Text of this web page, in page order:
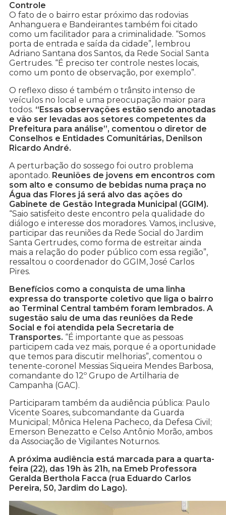
Controle
O fato de o bairro estar próximo das rodovias
Anhanguera e Bandeirantes também foi citado
como um facilitador para a criminalidade. “Somos
porta de entrada e saída da cidade”, lembrou
Adriano Santana dos Santos, da Rede Social Santa
Gertrudes. “É preciso ter controle nestes locais,
como um ponto de observação, por exemplo”.
O reflexo disso é também o trânsito intenso de
veículos no local e uma preocupação maior para
todos. “Essas observações estão sendo anotadas
e vão ser levadas aos setores competentes da
Prefeitura para análise”, comentou o diretor de
Conselhos e Entidades Comunitárias, Denilson
Ricardo André.
A perturbação do sossego foi outro problema
apontado. Reuniões de jovens em encontros com
som alto e consumo de bebidas numa praça no
Água das Flores já será alvo das ações do
Gabinete de Gestão Integrada Municipal (GGIM).
“Saio satisfeito deste encontro pela qualidade do
diálogo e interesse dos moradores. Vamos, inclusive,
participar das reuniões da Rede Social do Jardim
Santa Gertrudes, como forma de estreitar ainda
mais a relação do poder público com essa região”,
ressaltou o coordenador do GGIM, José Carlos
Pires.
Benefícios como a conquista de uma linha
expressa do transporte coletivo que liga o bairro
ao Terminal Central também foram lembrados. A
sugestão saiu de uma das reuniões da Rede
Social e foi atendida pela Secretaria de
Transportes. “É importante que as pessoas
participem cada vez mais, porque é a oportunidade
que temos para discutir melhorias”, comentou o
tenente-coronel Messias Siqueira Mendes Barbosa,
comandante do 12º Grupo de Artilharia de
Campanha (GAC).
Participaram também da audiência pública: Paulo
Vicente Soares, subcomandante da Guarda
Municipal; Mônica Helena Pacheco, da Defesa Civil;
Emerson Benezatto e Celso Antônio Morão, ambos
da Associação de Vigilantes Noturnos.
A próxima audiência está marcada para a quarta-
feira (22), das 19h às 21h, na Emeb Professora
Geralda Berthola Facca (rua Eduardo Carlos
Pereira, 50, Jardim do Lago).